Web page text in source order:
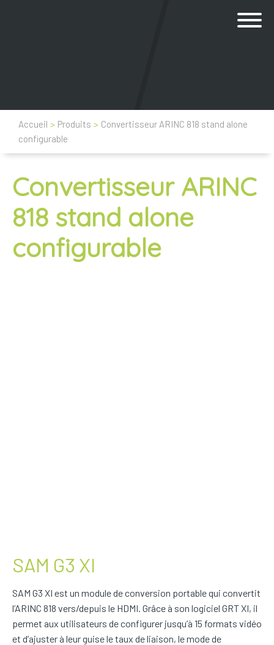
Accueil > Produits > Convertisseur ARINC 818 stand alone
configurable
Convertisseur ARINC
818 stand alone
configurable
SAM G3 XI
SAM G3 XI est un module de conversion portable qui convertit
l’ARINC 818 vers/depuis le HDMI. Grâce à son logiciel GRT XI, il
permet aux utilisateurs de configurer jusqu’à 15 formats vidéo
et d’ajuster à leur guise le taux de liaison, le mode de